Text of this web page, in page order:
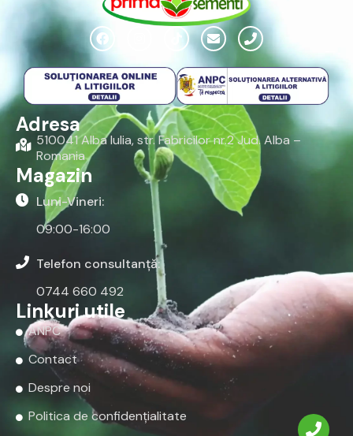
Adresa
510041 Alba Iulia, str. Fabricilor nr.2 Jud. Alba –
Romania
Magazin
Luni-Vineri:
09:00-16:00
Telefon consultanță:
0744 660 492
Linkuri utile
ANPC
Contact
Despre noi
Politica de confidențialitate